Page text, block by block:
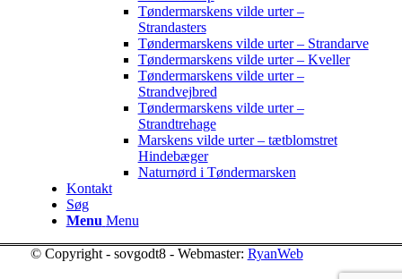
Tøndermarskens vilde urter –
Strandasters
Tøndermarskens vilde urter – Strandarve
Tøndermarskens vilde urter – Kveller
Tøndermarskens vilde urter –
Strandvejbred
Tøndermarskens vilde urter –
Strandtrehage
Marskens vilde urter – tætblomstret
Hindebæger
Naturnørd i Tøndermarsken
Kontakt
Søg
Menu Menu
© Copyright - sovgodt8 - Webmaster: RyanWeb